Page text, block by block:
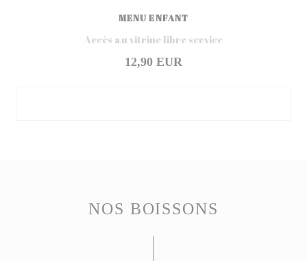
MENU ENFANT
Accès au vitrine libre service
12,90 EUR
NOS BOISSONS